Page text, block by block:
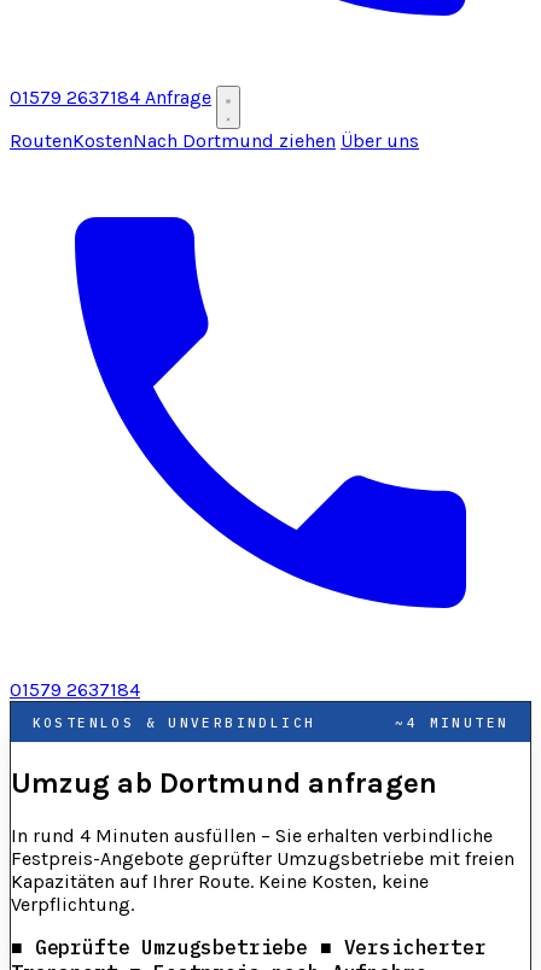
01579 2637184 Anfrage
RoutenKostenNach Dortmund ziehen Über uns
01579 2637184
KOSTENLOS & UNVERBINDLICH ~4 MINUTEN
Umzug ab Dortmund anfragen
In rund 4 Minuten ausfüllen – Sie erhalten verbindliche
Festpreis-Angebote geprüfter Umzugsbetriebe mit freien
Kapazitäten auf Ihrer Route. Keine Kosten, keine
Verpflichtung.
■ Geprüfte Umzugsbetriebe ■ Versicherter